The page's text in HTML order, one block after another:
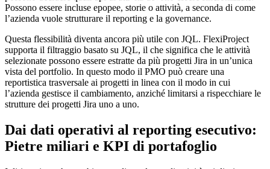
Possono essere incluse epopee, storie o attività, a seconda di come
l’azienda vuole strutturare il reporting e la governance.
Questa flessibilità diventa ancora più utile con JQL. FlexiProject
supporta il filtraggio basato su JQL, il che significa che le attività
selezionate possono essere estratte da più progetti Jira in un’unica
vista del portfolio. In questo modo il PMO può creare una
reportistica trasversale ai progetti in linea con il modo in cui
l’azienda gestisce il cambiamento, anziché limitarsi a rispecchiare le
strutture dei progetti Jira uno a uno.
Dai dati operativi al reporting esecutivo:
Pietre miliari e KPI di portafoglio